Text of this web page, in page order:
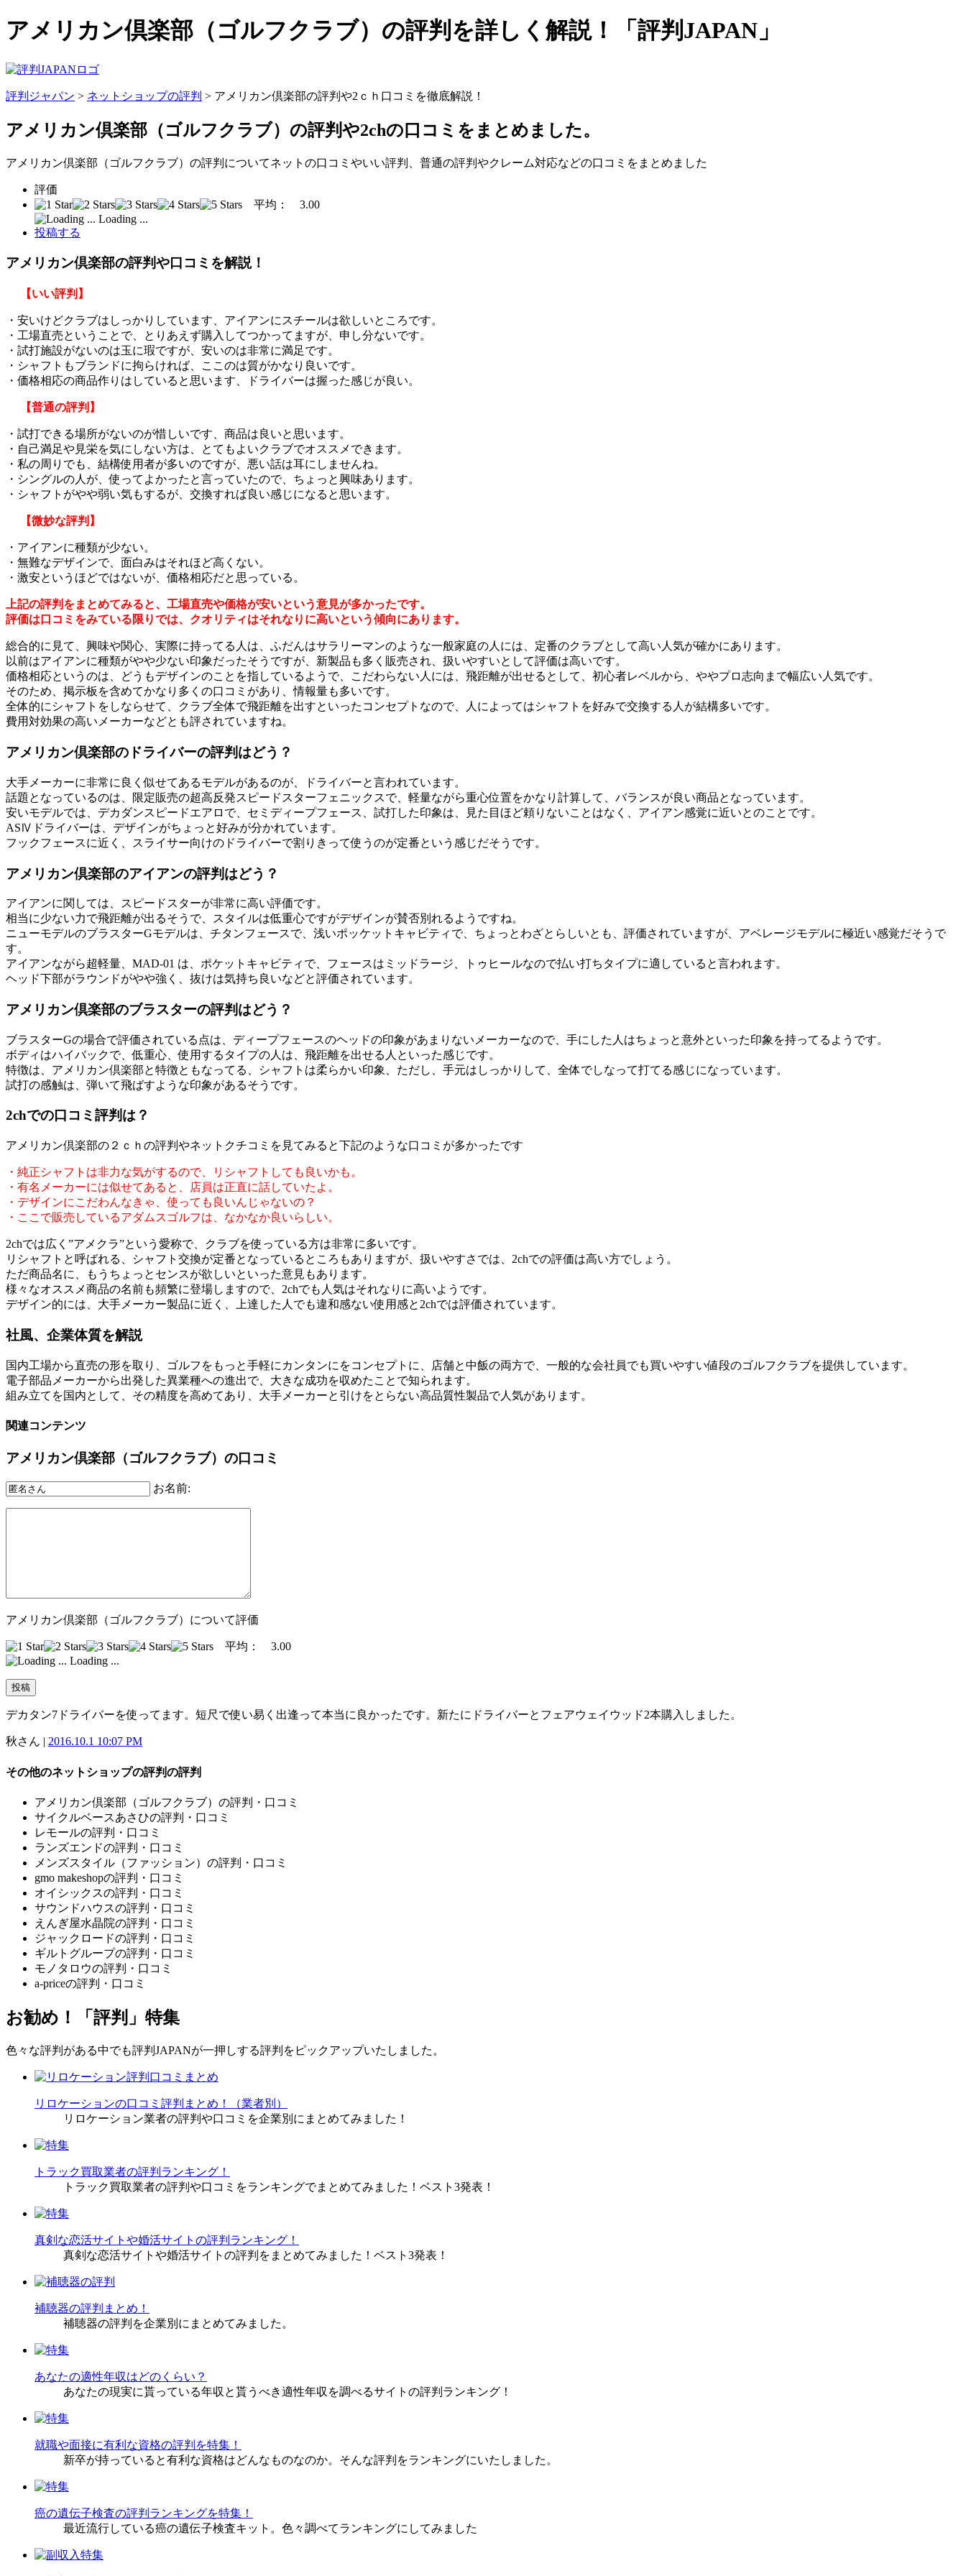
アメリカン倶楽部（ゴルフクラブ）の評判を詳しく解説！「評判JAPAN」
評判ジャパン > ネットショップの評判 > アメリカン倶楽部の評判や2ｃｈ口コミを徹底解説！
アメリカン倶楽部（ゴルフクラブ）の評判や2chの口コミをまとめました。
アメリカン倶楽部（ゴルフクラブ）の評判についてネットの口コミやいい評判、普通の評判やクレーム対応などの口コミをまとめました
評価
平均： 3.00
Loading ...
投稿する
アメリカン倶楽部の評判や口コミを解説！
【いい評判】
・安いけどクラブはしっかりしています、アイアンにスチールは欲しいところです。
・工場直売ということで、とりあえず購入してつかってますが、申し分ないです。
・試打施設がないのは玉に瑕ですが、安いのは非常に満足です。
・シャフトもブランドに拘らければ、ここのは質がかなり良いです。
・価格相応の商品作りはしていると思います、ドライバーは握った感じが良い。
【普通の評判】
・試打できる場所がないのが惜しいです、商品は良いと思います。
・自己満足や見栄を気にしない方は、とてもよいクラブでオススメできます。
・私の周りでも、結構使用者が多いのですが、悪い話は耳にしませんね。
・シングルの人が、使ってよかったと言っていたので、ちょっと興味あります。
・シャフトがやや弱い気もするが、交換すれば良い感じになると思います。
【微妙な評判】
・アイアンに種類が少ない。
・無難なデザインで、面白みはそれほど高くない。
・激安というほどではないが、価格相応だと思っている。
上記の評判をまとめてみると、工場直売や価格が安いという意見が多かったです。
評価は口コミをみている限りでは、クオリティはそれなりに高いという傾向にあります。
総合的に見て、興味や関心、実際に持ってる人は、ふだんはサラリーマンのような一般家庭の人には、定番のクラブとして高い人気が確かにあります。
以前はアイアンに種類がやや少ない印象だったそうですが、新製品も多く販売され、扱いやすいとして評価は高いです。
価格相応というのは、どうもデザインのことを指しているようで、こだわらない人には、飛距離が出せるとして、初心者レベルから、ややプロ志向まで幅広い人気です。
そのため、掲示板を含めてかなり多くの口コミがあり、情報量も多いです。
全体的にシャフトをしならせて、クラブ全体で飛距離を出すといったコンセプトなので、人によってはシャフトを好みで交換する人が結構多いです。
費用対効果の高いメーカーなどとも評されていますね。
アメリカン倶楽部のドライバーの評判はどう？
大手メーカーに非常に良く似せてあるモデルがあるのが、ドライバーと言われています。
話題となっているのは、限定販売の超高反発スピードスターフェニックスで、軽量ながら重心位置をかなり計算して、バランスが良い商品となっています。
安いモデルでは、デカダンスピードエアロで、セミディープフェース、試打した印象は、見た目ほど頼りないことはなく、アイアン感覚に近いとのことです。
ASⅣドライバーは、デザインがちょっと好みが分かれています。
フックフェースに近く、スライサー向けのドライバーで割りきって使うのが定番という感じだそうです。
アメリカン倶楽部のアイアンの評判はどう？
アイアンに関しては、スピードスターが非常に高い評価です。
相当に少ない力で飛距離が出るそうで、スタイルは低重心ですがデザインが賛否別れるようですね。
ニューモデルのブラスターGモデルは、チタンフェースで、浅いポッケットキャビティで、ちょっとわざとらしいとも、評価されていますが、アベレージモデルに極近い感覚だそうで
す。
アイアンながら超軽量、MAD-01 は、ポケットキャビティで、フェースはミッドラージ、トゥヒールなので払い打ちタイプに適していると言われます。
ヘッド下部がラウンドがやや強く、抜けは気持ち良いなどと評価されています。
アメリカン倶楽部のブラスターの評判はどう？
ブラスターGの場合で評価されている点は、ディープフェースのヘッドの印象があまりないメーカーなので、手にした人はちょっと意外といった印象を持ってるようです。
ボディはハイバックで、低重心、使用するタイプの人は、飛距離を出せる人といった感じです。
特徴は、アメリカン倶楽部と特徴ともなってる、シャフトは柔らかい印象、ただし、手元はしっかりして、全体でしなって打てる感じになっています。
試打の感触は、弾いて飛ばすような印象があるそうです。
2chでの口コミ評判は？
アメリカン倶楽部の２ｃｈの評判やネットクチコミを見てみると下記のような口コミが多かったです
・純正シャフトは非力な気がするので、リシャフトしても良いかも。
・有名メーカーには似せてあると、店員は正直に話していたよ。
・デザインにこだわんなきゃ、使っても良いんじゃないの？
・ここで販売しているアダムスゴルフは、なかなか良いらしい。
2chでは広く”アメクラ”という愛称で、クラブを使っている方は非常に多いです。
リシャフトと呼ばれる、シャフト交換が定番となっているところもありますが、扱いやすさでは、2chでの評価は高い方でしょう。
ただ商品名に、もうちょっとセンスが欲しいといった意見もあります。
様々なオススメ商品の名前も頻繁に登場しますので、2chでも人気はそれなりに高いようです。
デザイン的には、大手メーカー製品に近く、上達した人でも違和感ない使用感と2chでは評価されています。
社風、企業体質を解説
国内工場から直売の形を取り、ゴルフをもっと手軽にカンタンにをコンセプトに、店舗と中飯の両方で、一般的な会社員でも買いやすい値段のゴルフクラブを提供しています。
電子部品メーカーから出発した異業種への進出で、大きな成功を収めたことで知られます。
組み立てを国内として、その精度を高めてあり、大手メーカーと引けをとらない高品質性製品で人気があります。
関連コンテンツ
アメリカン倶楽部（ゴルフクラブ）の口コミ
お名前:
アメリカン倶楽部（ゴルフクラブ）について評価
平均： 3.00
Loading ...
デカタン7ドライバーを使ってます。短尺で使い易く出逢って本当に良かったです。新たにドライバーとフェアウェイウッド2本購入しました。
秋さん | 2016.10.1 10:07 PM
その他のネットショップの評判の評判
アメリカン倶楽部（ゴルフクラブ）の評判・口コミ
サイクルベースあさひの評判・口コミ
レモールの評判・口コミ
ランズエンドの評判・口コミ
メンズスタイル（ファッション）の評判・口コミ
gmo makeshopの評判・口コミ
オイシックスの評判・口コミ
サウンドハウスの評判・口コミ
えんぎ屋水晶院の評判・口コミ
ジャックロードの評判・口コミ
ギルトグループの評判・口コミ
モノタロウの評判・口コミ
a-priceの評判・口コミ
お勧め！「評判」特集
色々な評判がある中でも評判JAPANが一押しする評判をピックアップいたしました。
リロケーションの口コミ評判まとめ！（業者別）
リロケーション業者の評判や口コミを企業別にまとめてみました！
トラック買取業者の評判ランキング！
トラック買取業者の評判や口コミをランキングでまとめてみました！ベスト3発表！
真剣な恋活サイトや婚活サイトの評判ランキング！
真剣な恋活サイトや婚活サイトの評判をまとめてみました！ベスト3発表！
補聴器の評判まとめ！
補聴器の評判を企業別にまとめてみました。
あなたの適性年収はどのくらい？
あなたの現実に貰っている年収と貰うべき適性年収を調べるサイトの評判ランキング！
就職や面接に有利な資格の評判を特集！
新卒が持っていると有利な資格はどんなものなのか。そんな評判をランキングにいたしました。
癌の遺伝子検査の評判ランキングを特集！
最近流行している癌の遺伝子検査キット。色々調べてランキングにしてみました